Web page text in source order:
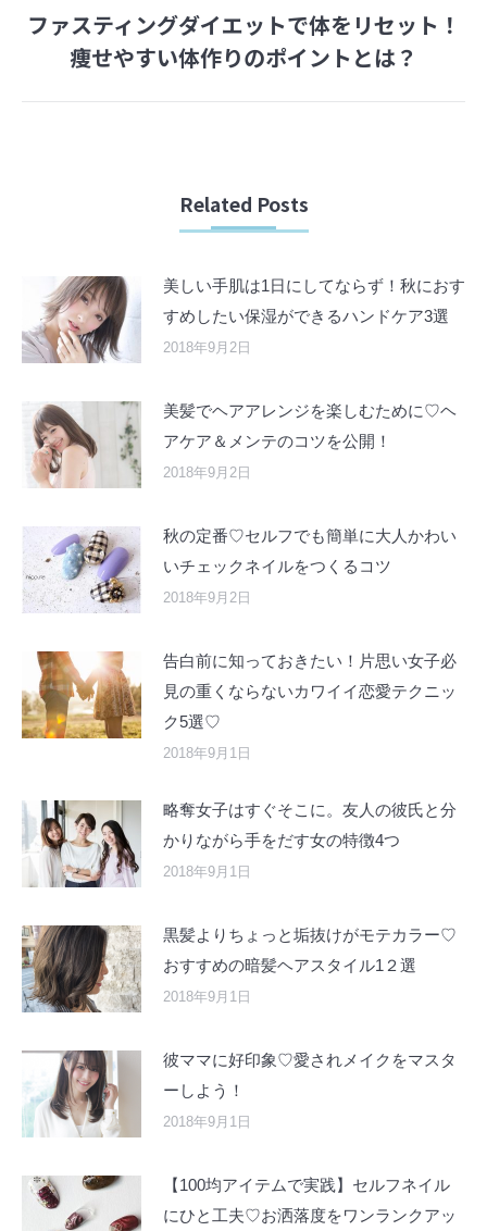
Next
post:
ファスティングダイエットで体をリセット！
痩せやすい体作りのポイントとは？
Related Posts
美しい手肌は1日にしてならず！秋におす
すめしたい保湿ができるハンドケア3選
2018年9月2日
美髪でヘアアレンジを楽しむために♡ヘ
アケア＆メンテのコツを公開！
2018年9月2日
秋の定番♡セルフでも簡単に大人かわい
いチェックネイルをつくるコツ
2018年9月2日
告白前に知っておきたい！片思い女子必
見の重くならないカワイイ恋愛テクニッ
ク5選♡
2018年9月1日
略奪女子はすぐそこに。友人の彼氏と分
かりながら手をだす女の特徴4つ
2018年9月1日
黒髪よりちょっと垢抜けがモテカラー♡
おすすめの暗髪ヘアスタイル1２選
2018年9月1日
彼ママに好印象♡愛されメイクをマスタ
ーしよう！
2018年9月1日
【100均アイテムで実践】セルフネイル
にひと工夫♡お洒落度をワンランクアッ